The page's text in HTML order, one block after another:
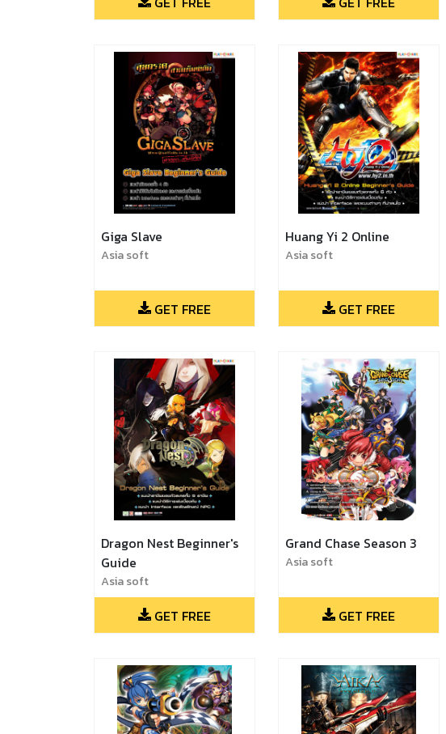
Giga Slave
Asia soft
GET FREE
Huang Yi 2 Online
Asia soft
GET FREE
Dragon Nest Beginner's
Guide
Asia soft
GET FREE
Grand Chase Season 3
Asia soft
GET FREE